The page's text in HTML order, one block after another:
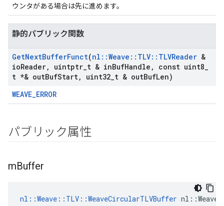
ウンタがある場合は先に進めます。
静的パブリック関数
GetNextBufferFunct(nl ::Weave :: TLV:: TLVReader &
ioReader, uintptr t & inBufHandle , const uint8
t *& outBufStart, uint32 t & outBufLen)
WEAVE_ERROR
パブリック属性
mBuffer
nl::Weave::TLV::WeaveCircularTLVBuffer